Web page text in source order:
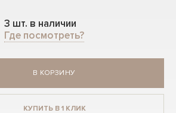
3 шт. в наличии
Где посмотреть?
В КОРЗИНУ
КУПИТЬ В 1 КЛИК